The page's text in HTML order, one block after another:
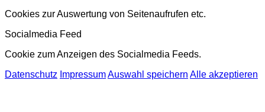
Cookies zur Auswertung von Seitenaufrufen etc.
Socialmedia Feed
Cookie zum Anzeigen des Socialmedia Feeds.
Datenschutz ImpressumAuswahl speichern Alle akzeptieren